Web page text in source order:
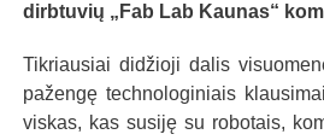
dirbtuvių „Fab Lab Kaunas“
Tikriausiai didžioji dalis
pažengę technologiniais
viskas, kas susiję su robotais,